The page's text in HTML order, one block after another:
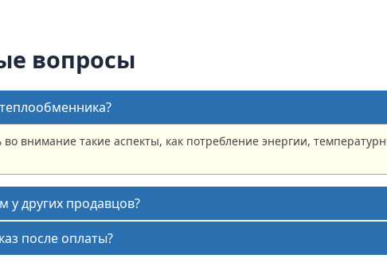
вопросы
внимание такие аспекты, как потребление энергии,
других продавцов?
после оплаты?